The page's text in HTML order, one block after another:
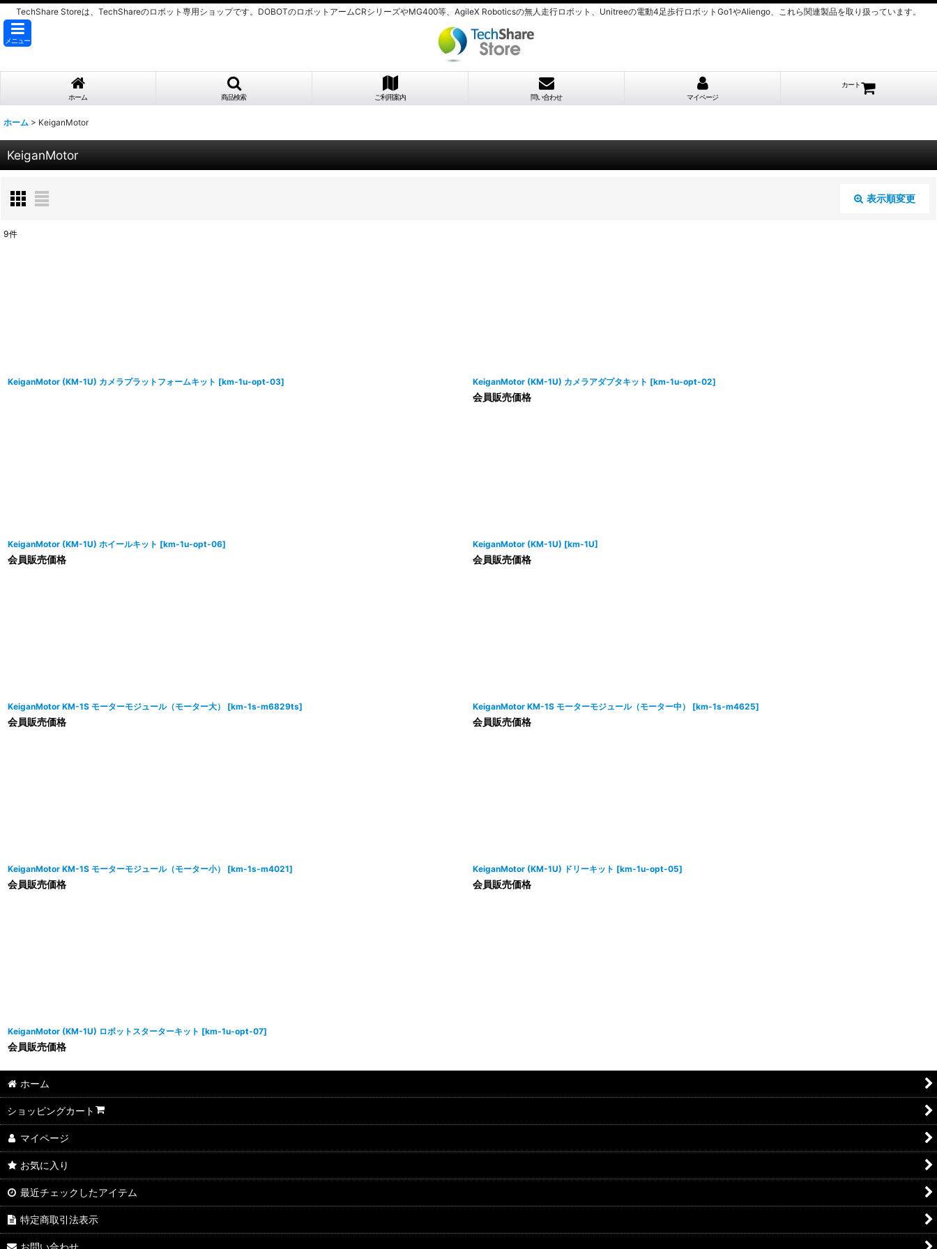
TechShare Storeは、TechShareのロボット専用ショップです。DOBOTのロボットアームCRシリーズやMG400等、AgileX Roboticsの無人走行ロボット、Unitreeの電動4足歩行ロボットGo1やAliengo、これら関連製品を取り扱っています。
メニュー
ホーム 商品検索 ご利用案内 問い合わせ マイページ
カート
ホーム > KeiganMotor
KeiganMotor
表示順変更
9件
KeiganMotor (KM-1U) カメラプラットフォームキット [km-1u-opt-03] KeiganMotor (KM-1U) カメラアダプタキット [km-1u-opt-02]
会員販売価格
KeiganMotor (KM-1U) ホイールキット [km-1u-opt-06]
会員販売価格
KeiganMotor (KM-1U) [km-1U]
会員販売価格
KeiganMotor KM-1S モーターモジュール（モーター大） [km-1s-m6829ts]
会員販売価格
KeiganMotor KM-1S モーターモジュール（モーター中） [km-1s-m4625]
会員販売価格
KeiganMotor KM-1S モーターモジュール（モーター小） [km-1s-m4021]
会員販売価格
KeiganMotor (KM-1U) ドリーキット [km-1u-opt-05]
会員販売価格
KeiganMotor (KM-1U) ロボットスターターキット [km-1u-opt-07]
会員販売価格
ホーム
ショッピングカート
マイページ
お気に入り
最近チェックしたアイテム
特定商取引法表示
お問い合わせ